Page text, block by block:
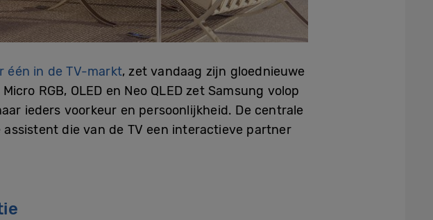
één in de TV-markt, zet vandaag zijn gloednieuwe
RGB, OLED en Neo QLED zet Samsung volop
ieders voorkeur en persoonlijkheid. De centrale
assistent die van de TV een interactieve partner